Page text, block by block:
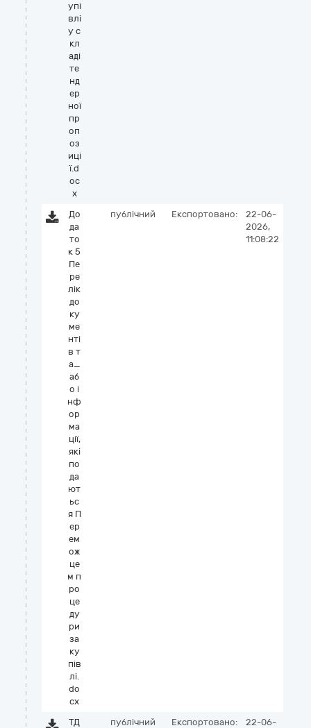
упі
влі
у с
кл
аді
те
нд
ер
ної
пр
оп
оз
иці
ї.d
oc
x
До
да
то
к 5
Пе
ре
лік
до
ку
ме
нті
в т
а_
аб
о і
нф
ор
ма
ції,
які
по
да
ют
ьс
я П
ер
ем
ож
це
м п
ро
це
ду
ри
за
ку
пів
лі.
do
cx
публічний Експортовано:
22-06-
2026,
11:08:22
ТД
публічний Експортовано:
22-06-